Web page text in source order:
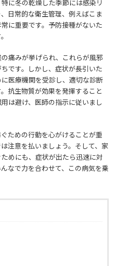
に冬の乾燥した季節には感染リ
日常的な衛生管理、例えばこま
に重要です。予防接種がないた
痛みが挙げられ、これらが風邪
です。しかし、症状が長引いた
医療機関を受診し、適切な診断
抗生物質が効果を発揮すること
は避け、医師の指示に従いまし
ための行動を心がけることが重
注意を払いましょう。そして、家
めにも、症状が出たら迅速に対
なで力を合わせて、この病気を乗